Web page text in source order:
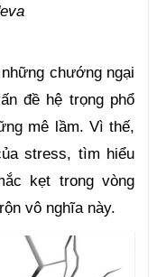
chướng ngại
đề hệ trọng phổ
mê lầm. Vì thế,
stress, tìm hiểu
kẹt trong vòng
vô nghĩa này.